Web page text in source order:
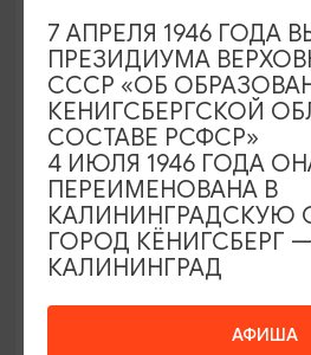
Лорд Фаунтлерой
10.09.2026 19:00
Калининград,
драматический театр
ОТ 1000₽
АФИША
7 АПРЕЛЯ 1946 ГОДА
ПРЕЗИДИУМА
СССР «ОБ
КЕНИГСБЕРГСКОЙ
СОСТАВЕ РСФСР»
4 ИЮЛЯ 1946 ГОДА
ПЕРЕИМЕНОВАНА В
КАЛИНИНГРАДСКУЮ
ГОРОД КЁНИГСБЕРГ
КАЛИНИНГРАД